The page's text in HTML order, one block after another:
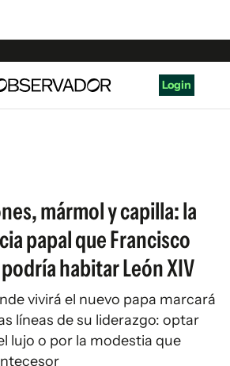
Login
mármol y capilla: la
papal que Francisco
habitar León XIV
vivirá el nuevo papa marcará
líneas de su liderazgo: optar
lujo o por la modestia que